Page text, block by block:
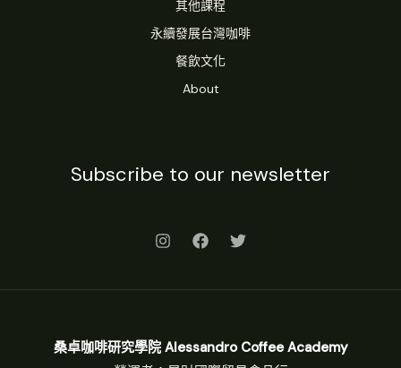
其他課程
永續發展台灣咖啡
餐飲文化
About
Subscribe to our newsletter
桑卓咖啡研究學院 Alessandro Coffee Academy